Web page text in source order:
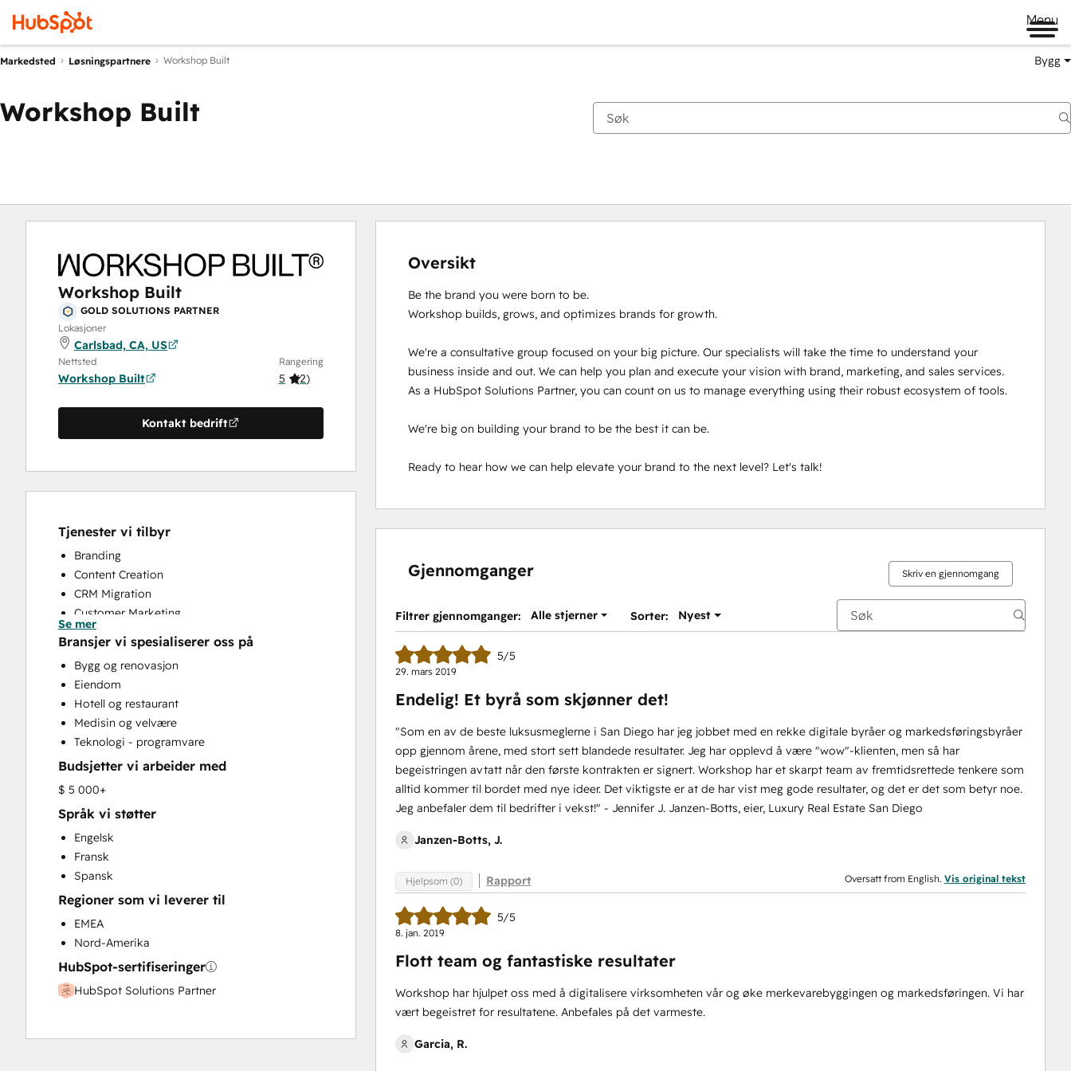
Menu
Markedsted Løsningspartnere Workshop Built Bygg
Workshop Built
Workshop Built
GOLD SOLUTIONS PARTNER
Lokasjoner
Carlsbad, CA, US
Nettsted
Workshop Built
Rangering
5 (2)
Kontakt bedrift
Tjenester vi tilbyr
Branding
Content Creation
CRM Migration
Customer Marketing
Email Marketing
Full Inbound Marketing Services
Sales and Marketing Alignment
Sales Enablement
Search Engine Optimization
Social Media
Website Design
Website Development
Website Migration
Se mer
Bransjer vi spesialiserer oss på
Bygg og renovasjon
Eiendom
Hotell og restaurant
Medisin og velvære
Teknologi - programvare
Budsjetter vi arbeider med
$ 5 000+
Språk vi støtter
Engelsk
Fransk
Spansk
Regioner som vi leverer til
EMEA
Nord-Amerika
HubSpot-sertifiseringer
HubSpot Solutions Partner
Oversikt
Be the brand you were born to be.
Workshop builds, grows, and optimizes brands for growth.
We're a consultative group focused on your big picture. Our specialists will take the time to understand your
business inside and out. We can help you plan and execute your vision with brand, marketing, and sales services.
As a HubSpot Solutions Partner, you can count on us to manage everything using their robust ecosystem of tools.
We're big on building your brand to be the best it can be.
Ready to hear how we can help elevate your brand to the next level? Let's talk!
Gjennomganger Skriv en gjennomgang
Filtrer gjennomganger: Alle stjerner Sorter: Nyest
5/5
29. mars 2019
Endelig! Et byrå som skjønner det!
"Som en av de beste luksusmeglerne i San Diego har jeg jobbet med en rekke digitale byråer og markedsføringsbyråer
opp gjennom årene, med stort sett blandede resultater. Jeg har opplevd å være "wow"-klienten, men så har
begeistringen avtatt når den første kontrakten er signert. Workshop har et skarpt team av fremtidsrettede tenkere som
alltid kommer til bordet med nye ideer. Det viktigste er at de har vist meg gode resultater, og det er det som betyr noe.
Jeg anbefaler dem til bedrifter i vekst!" - Jennifer J. Janzen-Botts, eier, Luxury Real Estate San Diego
Janzen-Botts, J.
Hjelpsom (0) Rapport Oversatt from English. Vis original tekst
5/5
8. jan. 2019
Flott team og fantastiske resultater
Workshop har hjulpet oss med å digitalisere virksomheten vår og øke merkevarebyggingen og markedsføringen. Vi har
vært begeistret for resultatene. Anbefales på det varmeste.
Garcia, R.